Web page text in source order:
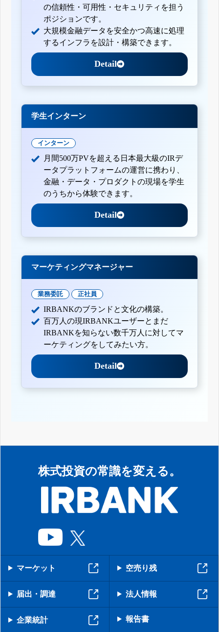
の信頼性・可用性・セキュリティを担う
ポジションです。
大規模金融データを安全かつ高速に処理
するインフラを設計・構築できます。
Detail
学生インターン
インターン
月間500万PVを超える日本最大級のIRデ
ータプラットフォームの運営に携わり、
金融・データ・プロダクトの現場を学生
のうちから体験できます。
Detail
マーケティングマネージャー
業務委託 正社員
IRBANKのブランドと文化の構築。
百万人の現IRBANKユーザーとまだ
IRBANKを知らない数千万人に対してマ
ーケティングをしてみたい方。
Detail
株式投資の常識を変える。
マーケット 空売り残
届出・調達 法人情報
企業統計 報告書